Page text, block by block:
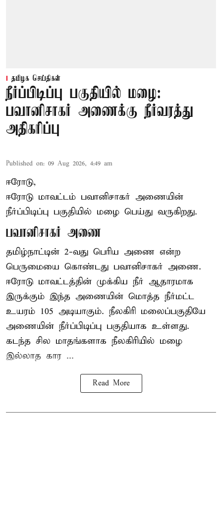
தமிழக செய்திகள்
நீர்ப்பிடிப்பு பகுதியில் மழை:
பவானிசாகர் அணைக்கு நீர்வரத்து
அதிகரிப்பு
Published on: 09 Aug 2026, 4:49 am
ஈரோடு,
ஈரோடு மாவட்டம் பவானிசாகர் அணையின்
நீர்ப்பிடிப்பு பகுதியில் மழை பெய்து வருகிறது.
பவானிசாகர் அணை
தமிழ்நாட்டின் 2-வது பெரிய அணை என்ற
பெருமையை கொண்டது பவானிசாகர் அணை.
ஈரோடு மாவட்டத்தின் முக்கிய நீர் ஆதாரமாக
இருக்கும் இந்த அணையின் மொத்த நீர்மட்ட
உயரம் 105 அடியாகும். நீலகிரி மலைப்பகுதியே
அணையின் நீர்ப்பிடிப்பு பகுதியாக உள்ளது.
கடந்த சில மாதங்களாக நீலகிரியில் மழை
இல்லாத கார ...
Read More